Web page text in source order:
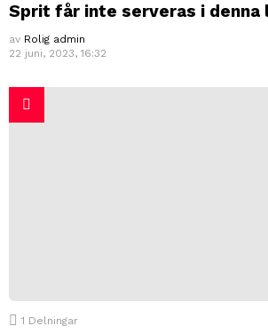
Sprit får inte serveras i denna
av Rolig admin
22 juni, 2023, 16:32
1 Delningar